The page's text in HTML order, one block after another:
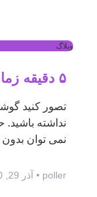
وبلاگ
۵ دقیقه زمان برای بهبود کیفیت
نداشته
نمی توان
poller آذر 29, 1400